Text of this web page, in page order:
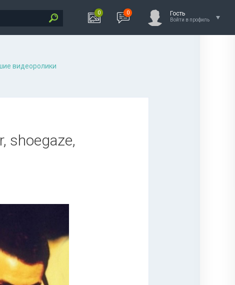
0 0 Гость
Войти в профиль
видеоролики
shoegaze,